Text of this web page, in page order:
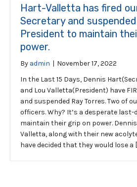
Hart-Valletta has fired
Secretary and
President to maintain
power.
By admin | November 17, 2022
In the Last 15 Days, Dennis
and Lou Valletta(President) have
and suspended Ray Torres. Two of
officers. Why? It’s a desperate
maintain their grip on power.
Valletta, along with their new
have decided that they would lose a